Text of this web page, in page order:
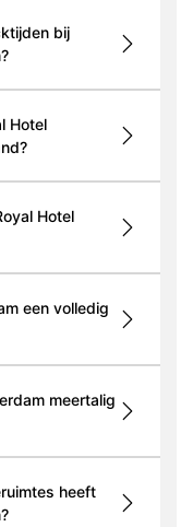
bij
Hotel
Hotel
een volledig
meertalig
heeft